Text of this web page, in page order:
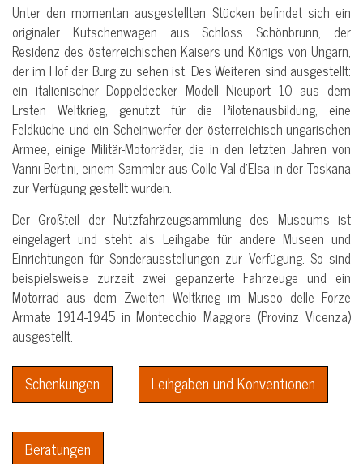
Unter den momentan ausgestellten Stücken befindet sich ein
originaler Kutschenwagen aus Schloss Schönbrunn, der
Residenz des österreichischen Kaisers und Königs von Ungarn,
der im Hof der Burg zu sehen ist. Des Weiteren sind ausgestellt:
ein italienischer Doppeldecker Modell Nieuport 10 aus dem
Ersten Weltkrieg, genutzt für die Pilotenausbildung, eine
Feldküche und ein Scheinwerfer der österreichisch-ungarischen
Armee, einige Militär-Motorräder, die in den letzten Jahren von
Vanni Bertini, einem Sammler aus Colle Val d’Elsa in der Toskana
zur Verfügung gestellt wurden.
Der Großteil der Nutzfahrzeugsammlung des Museums ist
eingelagert und steht als Leihgabe für andere Museen und
Einrichtungen für Sonderausstellungen zur Verfügung. So sind
beispielsweise zurzeit zwei gepanzerte Fahrzeuge und ein
Motorrad aus dem Zweiten Weltkrieg im Museo delle Forze
Armate 1914-1945 in Montecchio Maggiore (Provinz Vicenza)
ausgestellt.
Schenkungen Leihgaben und Konventionen
Beratungen